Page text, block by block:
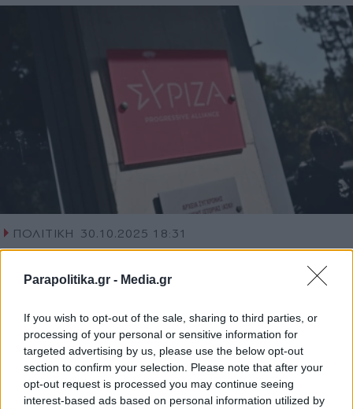
Parapolitika.gr - Media.gr
If you wish to opt-out of the sale, sharing to third parties, or
processing of your personal or sensitive information for
targeted advertising by us, please use the below opt-out
section to confirm your selection. Please note that after your
opt-out request is processed you may continue seeing
interest-based ads based on personal information utilized by
ΠΟΛΙΤΙΚΗ
30.10.2025 18:31
PARAPOLITIKA NEWSROOM
Πηγές ΣΥΡΙΖΑ για ΟΠΕΚΕΠΕ: "Γαλάζιο
πληρώνουν το λογαριασμό"